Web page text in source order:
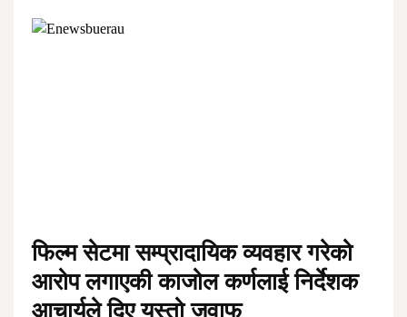
फिल्म सेटमा सम्प्रादायिक व्यवहार गरेको
आरोप लगाएकी काजोल कर्णलाई निर्देशक
आचार्यले दिए यस्तो जवाफ